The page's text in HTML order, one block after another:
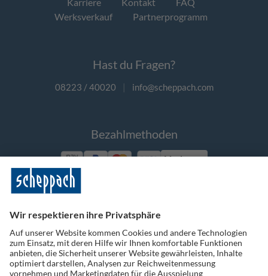
Werksverkauf
Partnerprogramm
Hast du Fragen?
08223 / 40020 | info@scheppach.com
Bezahlmethoden
Vorkasse
Folge uns auf Social Media